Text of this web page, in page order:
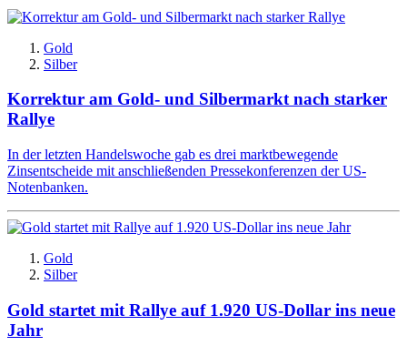
Gold
Silber
Korrektur am Gold- und Silbermarkt nach starker
Rallye
In der letzten Handelswoche gab es drei marktbewegende
Zinsentscheide mit anschließenden Pressekonferenzen der US-
Notenbanken.
Gold
Silber
Gold startet mit Rallye auf 1.920 US-Dollar ins neue
Jahr